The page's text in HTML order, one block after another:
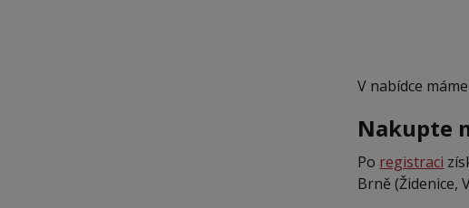
V nabídce
Nakupte
Po registraci
Brně (Židenice,